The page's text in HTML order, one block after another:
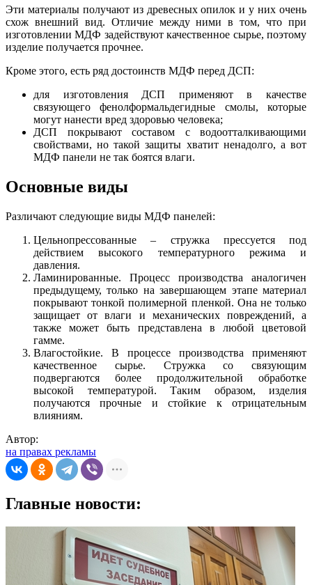
Эти материалы получают из древесных опилок и у них очень
схож внешний вид. Отличие между ними в том, что при
изготовлении МДФ задействуют качественное сырье, поэтому
изделие получается прочнее.
Кроме этого, есть ряд достоинств МДФ перед ДСП:
для изготовления ДСП применяют в качестве
связующего фенолформальдегидные смолы, которые
могут нанести вред здоровью человека;
ДСП покрывают составом с водоотталкивающими
свойствами, но такой защиты хватит ненадолго, а вот
МДФ панели не так боятся влаги.
Основные виды
Различают следующие виды МДФ панелей:
Цельнопрессованные – стружка прессуется под
действием высокого температурного режима и
давления.
Ламинированные. Процесс производства аналогичен
предыдущему, только на завершающем этапе материал
покрывают тонкой полимерной пленкой. Она не только
защищает от влаги и механических повреждений, а
также может быть представлена в любой цветовой
гамме.
Влагостойкие. В процессе производства применяют
качественное сырье. Стружка со связующим
подвергаются более продолжительной обработке
высокой температурой. Таким образом, изделия
получаются прочные и стойкие к отрицательным
влияниям.
Автор:
на правах рекламы
Главные новости: